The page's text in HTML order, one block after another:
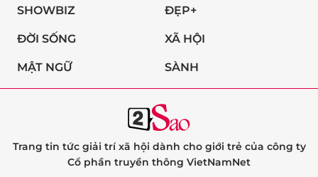
SHOWBIZ ĐẸP+
ĐỜI SỐNG XÃ HỘI
MẬT NGỮ SÀNH
Trang tin tức giải trí xã hội dành cho giới trẻ của công ty
Cổ phần truyền thông VietNamNet